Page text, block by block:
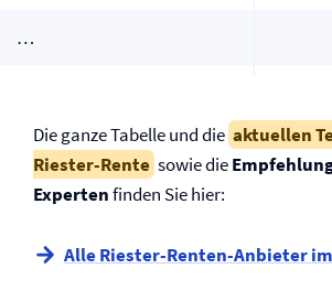
…
Die ganze Tabelle und die aktuellen
Riester-Rente sowie die
Expertenfinden Sie hier:
Alle Riester-Renten-Anbieter